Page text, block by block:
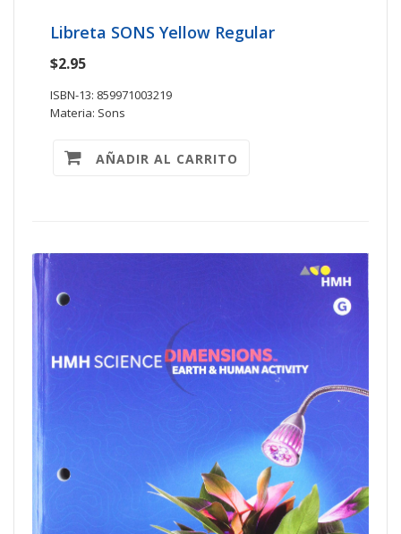
Libreta SONS Yellow Regular
$2.95
ISBN-13: 859971003219
Materia: Sons
AÑADIR AL CARRITO